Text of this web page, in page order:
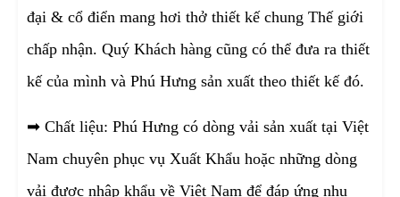
đại & cổ điển mang hơi thở thiết kế chung Thế giới
chấp nhận. Quý Khách hàng cũng có thể đưa ra thiết
kế của mình và Phú Hưng sản xuất theo thiết kế đó.
➡ Chất liệu: Phú Hưng có dòng vải sản xuất tại Việt
Nam chuyên phục vụ Xuất Khẩu hoặc những dòng
vải được nhập khẩu về Việt Nam để đáp ứng nhu